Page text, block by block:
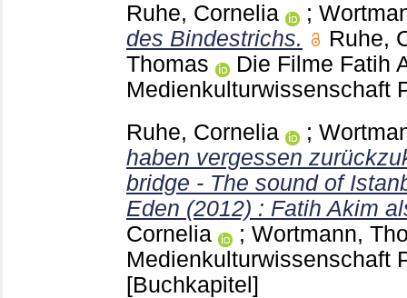
Ruhe, Cornelia
;
des Bindestrichs.
Ruhe,
Thomas
Die Filme Fatih
Medienkulturwissenschaft
Ruhe, Cornelia
;
haben vergessen
bridge - The sound of
Eden (2012) : Fatih Akim
Cornelia
; Wortmann,
Medienkulturwissenschaft
[Buchkapitel]